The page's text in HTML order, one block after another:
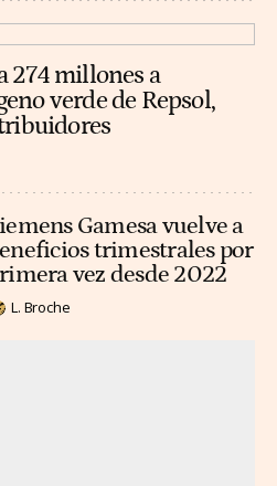
274 millones a
verde de Repsol,
Gamesa vuelve a
trimestrales por
vez desde 2022
L. Broche